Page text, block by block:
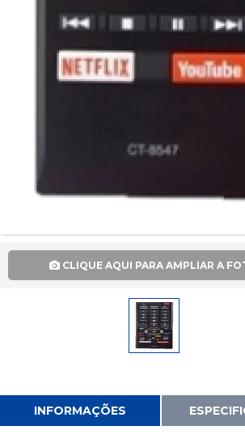
CLIQUE AQUI PARA AMPLIAR A
INFORMAÇÕES